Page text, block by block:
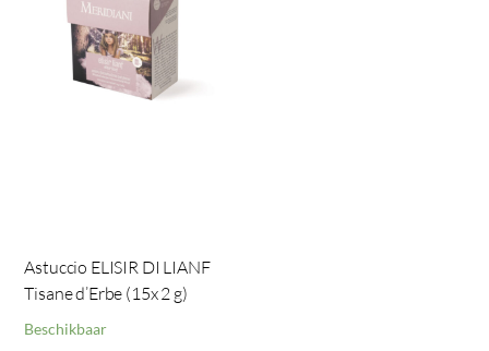
Astuccio ELISIR DI LIANF
Tisane d’Erbe (15x 2 g)
Beschikbaar